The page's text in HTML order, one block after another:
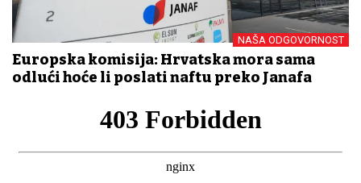
NAŠA ODGOVORNOST
Europska komisija: Hrvatska mora sama
odlući hoće li poslati naftu preko Janafa